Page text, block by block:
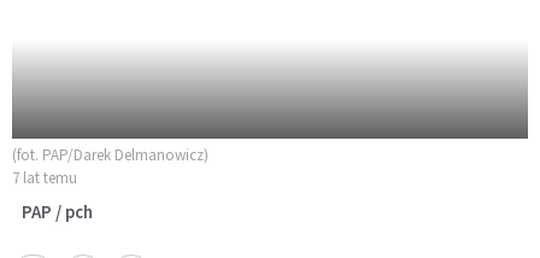
(fot. PAP/Darek Delmanowicz)
7 lat temu
PAP / pch